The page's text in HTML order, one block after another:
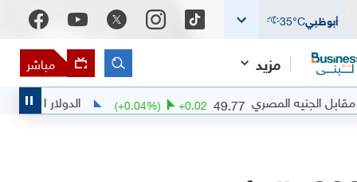
أبوظبي 35°C
مزيد مباشر
49.77
+0.02
(+0.04%) الدولار الأميركي مقابل الدرهم